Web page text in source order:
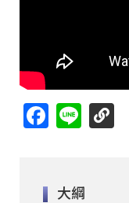
Facebook
Line
大綱